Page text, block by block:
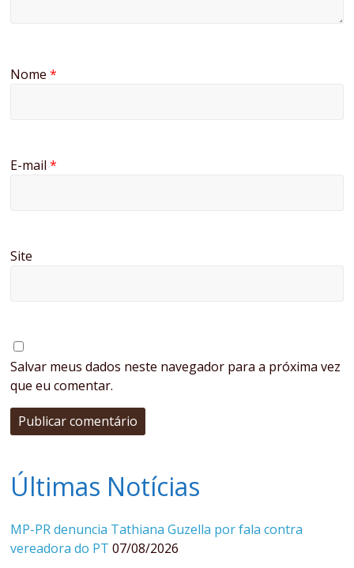
Nome*
E-mail*
Site
Salvar meus dados neste navegador para a próxima vez
que eu comentar.
Últimas Notícias
MP-PR denuncia Tathiana Guzella por fala contra
vereadora do PT 07/08/2026